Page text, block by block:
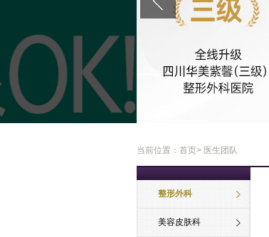
当前位置： 首页> 医生团队
整形外科
美容皮肤科